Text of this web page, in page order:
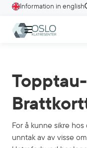
Information in english
For å kunne sikre
unntak av av visse